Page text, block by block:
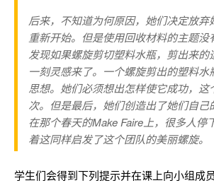
后来，不知道为何原因，她们决定放弃
重新开始。但是使用回收材料的主题没
发现如果螺旋剪切塑料水瓶，剪出来的
一刻灵感来了。一个螺旋剪出的塑料水
思想。她们必须想出怎样使它成功，这
次。但是最后，她们创造出了她们自己
在那个春天的Make Faire上，很多人停
着这同样启发了这个团队的美丽螺旋。
学生们会得到下列提示并在课上向小组成